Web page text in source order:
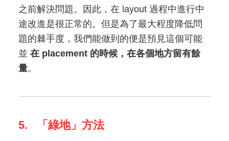
之前解決問題。因此，在 layout 過程中進行中
途改進是很正常的。但是為了最大程度降低問
題的棘手度，我們能做到的便是預見這個可能
並 在 placement 的時候，在各個地方留有餘
量。
5. 「綠地」方法